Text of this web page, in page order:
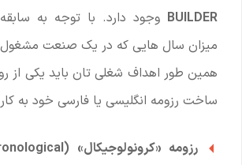
BUILDER وجود دارد. با توجه به
میزان سال هایی که در یک صنعت مشغول
همین طور اهداف شغلی تان باید یکی از
ساخت رزومه انگلیسی یا فارسی خود به کار